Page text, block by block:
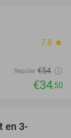
7.8 star
Regulier €54
€34,50
en 3-